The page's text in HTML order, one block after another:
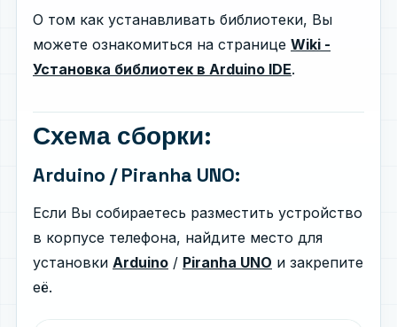
О том как устанавливать библиотеки, Вы
можете ознакомиться на странице Wiki -
Установка библиотек в Arduino IDE.
Схема сборки:
Arduino / Piranha UNO:
Если Вы собираетесь разместить устройство
в корпусе телефона, найдите место для
установки Arduino / Piranha UNO и закрепите
её.